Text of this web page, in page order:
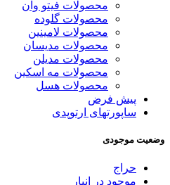
محصولات فیتو وان
محصولات گلوده
محصولات لامینین
محصولات مدیسان
محصولات مدیلن
محصولات مه اسکین
محصولات هسل
پیش فرض
ساپورتهای ارتوپدی
وضعیت موجودی
حراج
موجود در انبار